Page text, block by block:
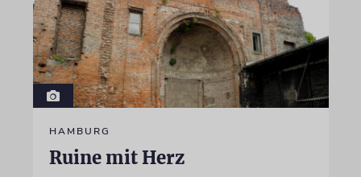
HAMBURG
Ruine mit Herz